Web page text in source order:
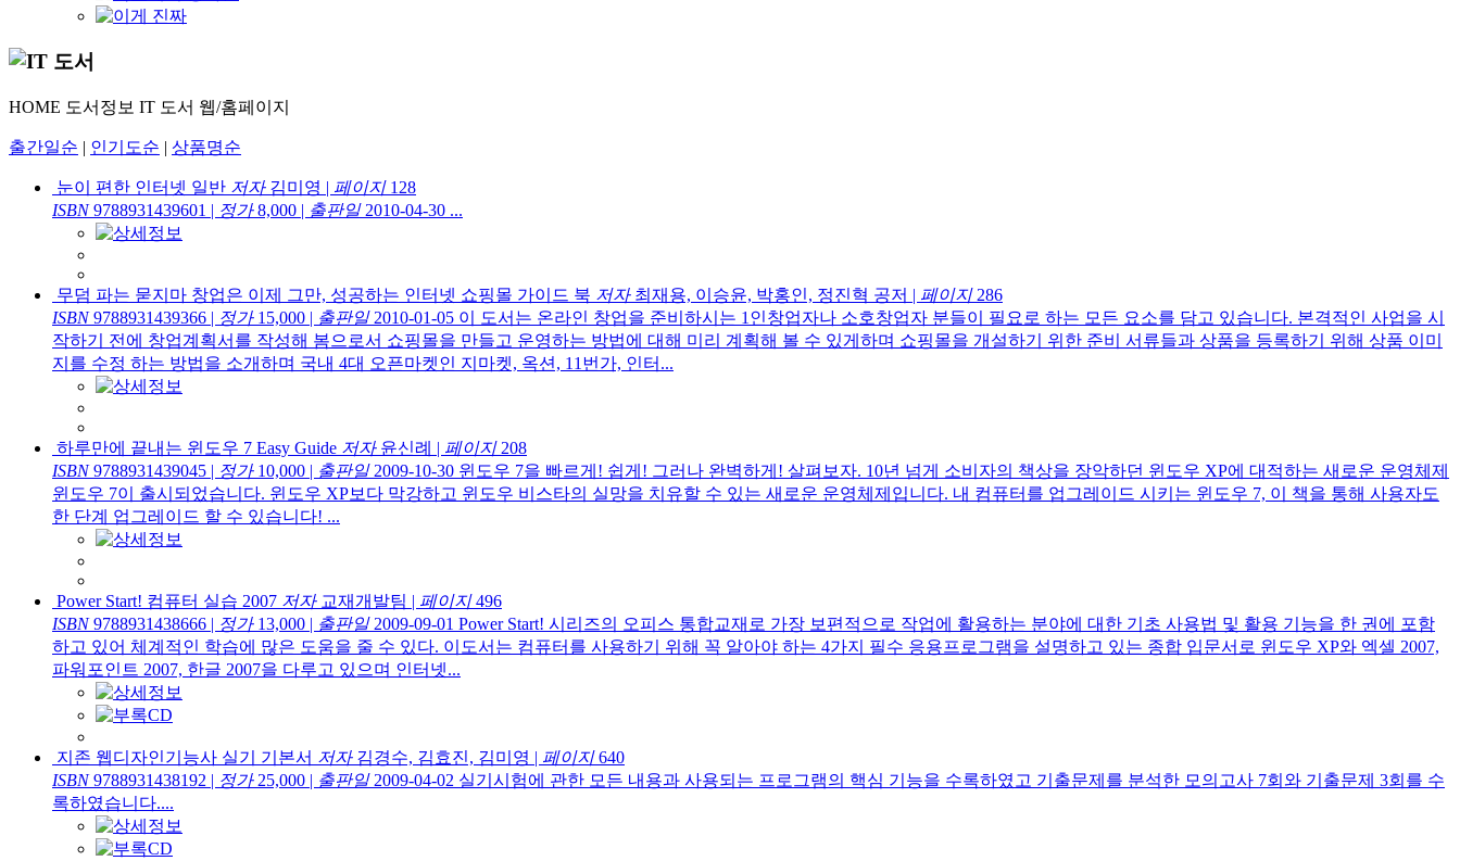
HOME 도서정보 IT 도서 웹/홈페이지
출간일순 | 인기도순 | 상품명순
눈이 편한 인터넷 일반 저자김미영 | 페이지128
ISBN9788931439601 | 정가8,000 | 출판일2010-04-30 ...
무덤 파는 묻지마 창업은 이제 그만, 성공하는 인터넷 쇼핑몰 가이드 북 저자최재용, 이승윤, 박홍인, 정진혁 공저 | 페이지286
ISBN9788931439366 | 정가15,000 | 출판일2010-01-05 이 도서는 온라인 창업을 준비하시는 1인창업자나 소호창업자 분들이 필요로 하는 모든 요소를 담고 있습니다. 본격적인 사업을 시
작하기 전에 창업계획서를 작성해 봄으로서 쇼핑몰을 만들고 운영하는 방법에 대해 미리 계획해 볼 수 있게하며 쇼핑몰을 개설하기 위한 준비 서류들과 상품을 등록하기 위해 상품 이미
지를 수정 하는 방법을 소개하며 국내 4대 오픈마켓인 지마켓, 옥션, 11번가, 인터...
하루만에 끝내는 윈도우 7 Easy Guide 저자윤신례 | 페이지208
ISBN9788931439045 | 정가10,000 | 출판일2009-10-30 윈도우 7을 빠르게! 쉽게! 그러나 완벽하게! 살펴보자. 10년 넘게 소비자의 책상을 장악하던 윈도우 XP에 대적하는 새로운 운영체제
윈도우 7이 출시되었습니다. 윈도우 XP보다 막강하고 윈도우 비스타의 실망을 치유할 수 있는 새로운 운영체제입니다. 내 컴퓨터를 업그레이드 시키는 윈도우 7, 이 책을 통해 사용자도
한 단계 업그레이드 할 수 있습니다! ...
Power Start! 컴퓨터 실습 2007 저자교재개발팀 | 페이지496
ISBN9788931438666 | 정가13,000 | 출판일2009-09-01 Power Start! 시리즈의 오피스 통합교재로 가장 보편적으로 작업에 활용하는 분야에 대한 기초 사용법 및 활용 기능을 한 권에 포함
하고 있어 체계적인 학습에 많은 도움을 줄 수 있다. 이도서는 컴퓨터를 사용하기 위해 꼭 알아야 하는 4가지 필수 응용프로그램을 설명하고 있는 종합 입문서로 윈도우 XP와 엑셀 2007,
파워포인트 2007, 한글 2007을 다루고 있으며 인터넷...
지존 웹디자인기능사 실기 기본서 저자김경수, 김효진, 김미영 | 페이지640
ISBN9788931438192 | 정가25,000 | 출판일2009-04-02 실기시험에 관한 모든 내용과 사용되는 프로그램의 핵심 기능을 수록하였고 기출문제를 분석한 모의고사 7회와 기출문제 3회를 수
록하였습니다....